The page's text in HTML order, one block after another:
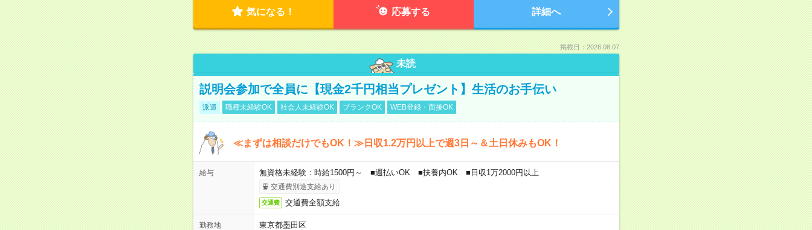
気になる！ 応募する 詳細へ
掲載日：2026.08.07
未読
説明会参加で全員に【現金2千円相当プレゼント】生活のお手伝い
派遣 職種未経験OK 社会人未経験OK ブランクOK WEB登録・面接OK
≪まずは相談だけでもOK！≫日収1.2万円以上で週3日～＆土日休みもOK！
給与 無資格未経験：時給1500円～ ■週払いOK ■扶養内OK ■日収1万2000円以上
交通費別途支給あり
交通費 交通費全額支給
勤務地
東京都墨田区